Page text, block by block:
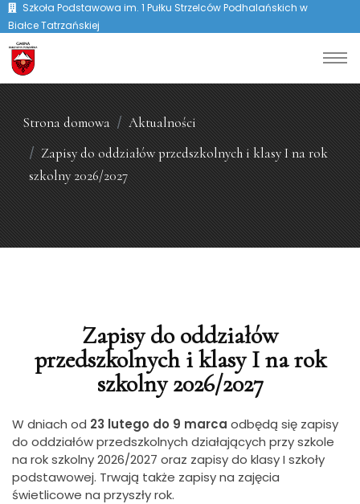
Szkoła Podstawowa im. 1 Pułku Strzelców Podhalańskich w
Białce Tatrzańskiej
Strona domowa
Aktualności
Zapisy do oddziałów przedszkolnych i klasy I na rok
szkolny 2026/2027
Zapisy do oddziałów
przedszkolnych i klasy I na rok
szkolny 2026/2027
W dniach od 23 lutego do 9 marca odbędą się zapisy
do oddziałów przedszkolnych działających przy szkole
na rok szkolny 2026/2027 oraz zapisy do klasy I szkoły
podstawowej. Trwają także zapisy na zajęcia
świetlicowe na przyszły rok.